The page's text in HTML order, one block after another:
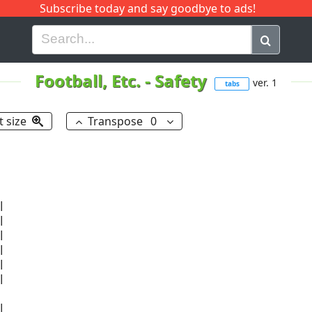
Subscribe today and say goodbye to ads!
H I J Q
Football, Etc.- Safety tabs ver. 1
size Transpose 0